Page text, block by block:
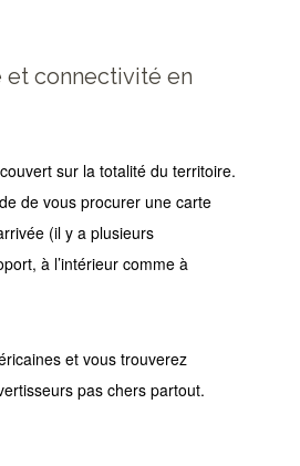
et connectivité en
sur la totalité du territoire.
de vous procurer une carte
(il y a plusieurs
à l’intérieur comme à
et vous trouverez
pas chers partout.